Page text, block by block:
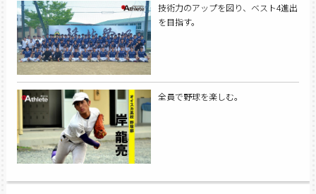
技術力のアップを図り、ベスト4進出
を目指す。
全員で野球を楽しむ。